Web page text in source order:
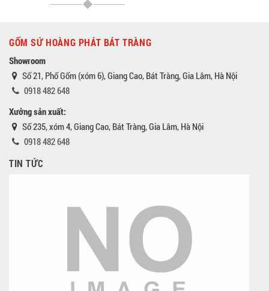
GỐM SỨ HOÀNG PHÁT BÁT TRÀNG
Showroom
Số 21, Phố Gốm (xóm 6), Giang Cao, Bát Tràng, Gia Lâm, Hà Nội
0918 482 648
Xưởng sản xuất:
Số 235, xóm 4, Giang Cao, Bát Tràng, Gia Lâm, Hà Nội
0918 482 648
TIN TỨC